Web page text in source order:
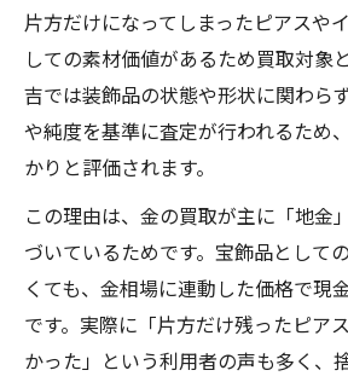
片方だけになってしまったピアスや
しての素材価値があるため買取対象
吉では装飾品の状態や形状に関わら
や純度を基準に査定が行われるため
かりと評価されます。
この理由は、金の買取が主に「地金
づいているためです。宝飾品として
くても、金相場に連動した価格で現
です。実際に「片方だけ残ったピア
かった」という利用者の声も多く、